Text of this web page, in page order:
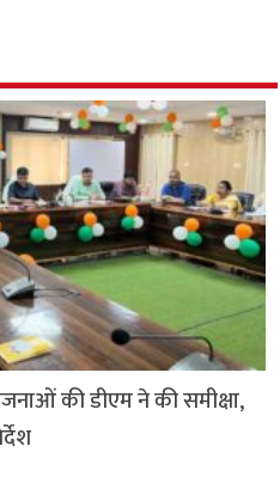
i
n
k
की डीएम ने की समीक्षा,